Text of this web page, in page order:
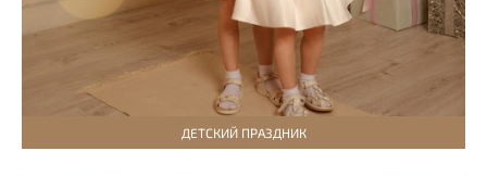
ДЕТСКИЙ ПРАЗДНИК